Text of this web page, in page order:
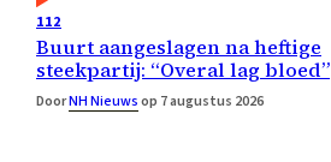
112
Buurt aangeslagen na heftige
steekpartij: “Overal lag bloed”
DoorNH Nieuwsop 7 augustus 2026